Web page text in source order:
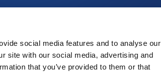
social media features and to analyse our
site with our social media, advertising and
that you’ve provided to them or that